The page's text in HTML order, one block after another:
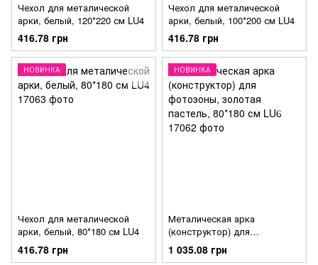
Чехол для металической
арки, белый, 120*220 см LU4
416.78 грн
Чехол для металической
арки, белый, 100*200 см LU4
416.78 грн
НОВИНКА
Чехол для металической
арки, белый, 80*180 см LU4
416.78 грн
НОВИНКА
Металическая арка
(конструктор) для
фотозоны, золотая пастель,
80*180 см LU6
1 035.08 грн